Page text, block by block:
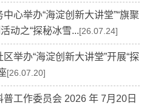
心举办“海淀创新大讲堂”“旗聚
动之“探秘冰雪...[26.07.24]
举办“海淀创新大讲堂”开展“探
[26.07.20]
工作委员会 2026 年 7月20日